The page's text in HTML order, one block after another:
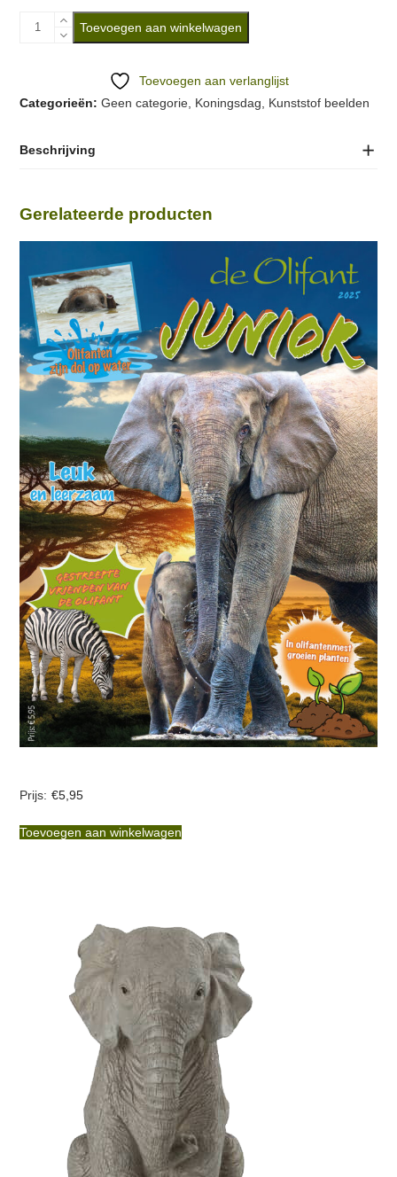
Beeld
rij'
aantal
Toevoegen aan winkelwagen
Toevoegen aan verlanglijst
Categorieën: Geen categorie, Koningsdag, Kunststof beelden
Beschrijving
Gerelateerde producten
€5,95
Toevoegen aan winkelwagen